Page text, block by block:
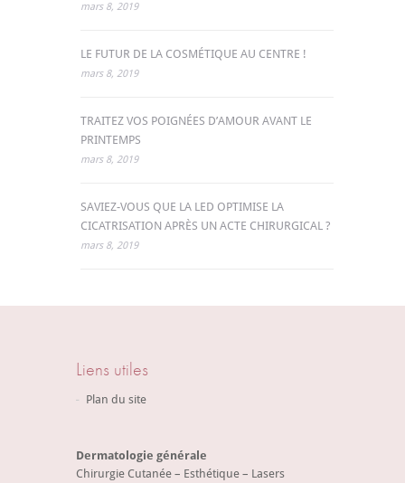
mars 8, 2019
LE FUTUR DE LA COSMÉTIQUE AU CENTRE !
mars 8, 2019
TRAITEZ VOS POIGNÉES D’AMOUR AVANT LE
PRINTEMPS
mars 8, 2019
SAVIEZ-VOUS QUE LA LED OPTIMISE LA
CICATRISATION APRÈS UN ACTE CHIRURGICAL ?
mars 8, 2019
Liens utiles
Plan du site
Dermatologie générale
Chirurgie Cutanée – Esthétique – Lasers